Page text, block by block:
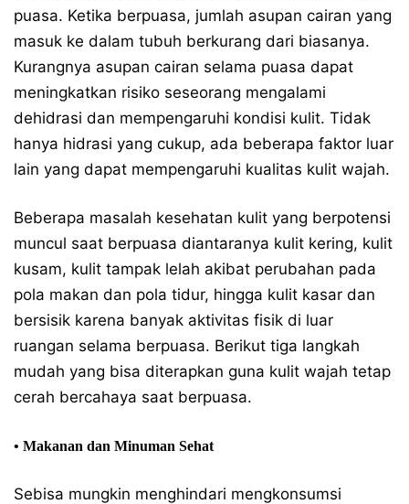
puasa. Ketika berpuasa, jumlah asupan cairan yang
masuk ke dalam tubuh berkurang dari biasanya.
Kurangnya asupan cairan selama puasa dapat
meningkatkan risiko seseorang mengalami
dehidrasi dan mempengaruhi kondisi kulit. Tidak
hanya hidrasi yang cukup, ada beberapa faktor luar
lain yang dapat mempengaruhi kualitas kulit wajah.
Beberapa masalah kesehatan kulit yang berpotensi
muncul saat berpuasa diantaranya kulit kering, kulit
kusam, kulit tampak lelah akibat perubahan pada
pola makan dan pola tidur, hingga kulit kasar dan
bersisik karena banyak aktivitas fisik di luar
ruangan selama berpuasa. Berikut tiga langkah
mudah yang bisa diterapkan guna kulit wajah tetap
cerah bercahaya saat berpuasa.
• Makanan dan Minuman Sehat
Sebisa mungkin menghindari mengkonsumsi